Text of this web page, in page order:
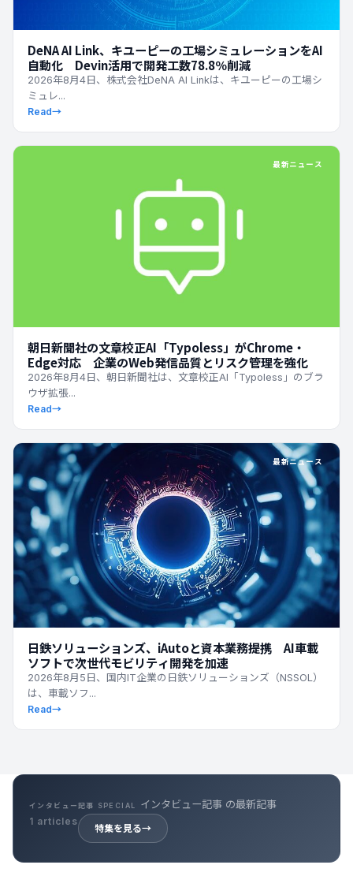
DeNA AI Link、キユーピーの工場シミュレーションをAI
自動化 Devin活用で開発工数78.8％削減
2026年8月4日、株式会社DeNA AI Linkは、キユーピーの工場シ
ミュレ...
Read→
最新ニュース
朝日新聞社の文章校正AI「Typoless」がChrome・
Edge対応 企業のWeb発信品質とリスク管理を強化
2026年8月4日、朝日新聞社は、文章校正AI「Typoless」のブラ
ウザ拡張...
Read→
最新ニュース
日鉄ソリューションズ、iAutoと資本業務提携 AI車載
ソフトで次世代モビリティ開発を加速
2026年8月5日、国内IT企業の日鉄ソリューションズ（NSSOL）
は、車載ソフ...
Read→
インタビュー記事 SPECIAL インタビュー記事 の最新記事
1 articles
特集を見る→